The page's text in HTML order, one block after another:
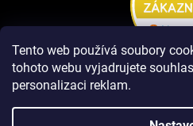
Tento web používá soubory
tohoto webu vyjadrujete
personalizaci reklam.